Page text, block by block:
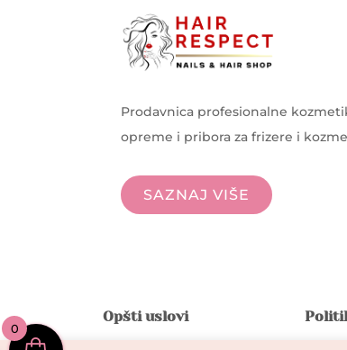
Prodavnica profesionalne
opreme i pribora za frizere i
SAZNAJ VIŠE
Opšti uslovi
0